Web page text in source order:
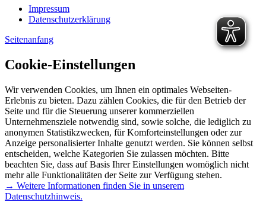
Impressum
Datenschutzerklärung
Seitenanfang
Cookie-Einstellungen
Wir verwenden Cookies, um Ihnen ein optimales Webseiten-
Erlebnis zu bieten. Dazu zählen Cookies, die für den Betrieb der
Seite und für die Steuerung unserer kommerziellen
Unternehmensziele notwendig sind, sowie solche, die lediglich zu
anonymen Statistikzwecken, für Komforteinstellungen oder zur
Anzeige personalisierter Inhalte genutzt werden. Sie können selbst
entscheiden, welche Kategorien Sie zulassen möchten. Bitte
beachten Sie, dass auf Basis Ihrer Einstellungen womöglich nicht
mehr alle Funktionalitäten der Seite zur Verfügung stehen.
→ Weitere Informationen finden Sie in unserem
Datenschutzhinweis.